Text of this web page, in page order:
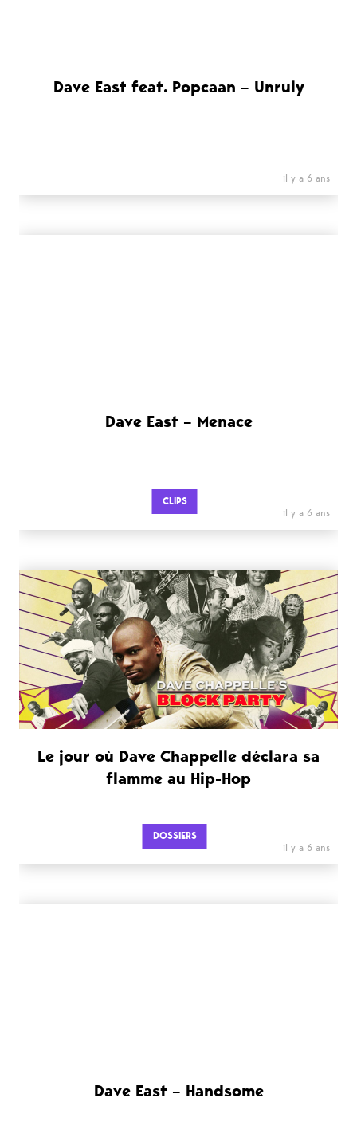
Dave East feat. Popcaan – Unruly
il y a 6 ans
Dave East – Menace
CLIPS
il y a 6 ans
Le jour où Dave Chappelle déclara sa
flamme au Hip-Hop
DOSSIERS
il y a 6 ans
Dave East – Handsome